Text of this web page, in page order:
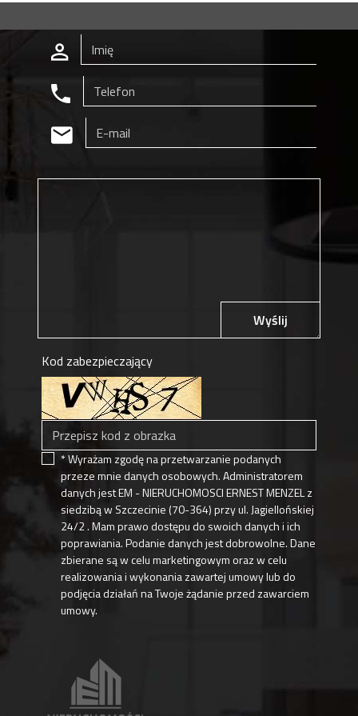
Wyślij
Kod zabezpieczający
* Wyrażam zgodę na przetwarzanie podanych
przeze mnie danych osobowych. Administratorem
danych jest EM - NIERUCHOMOSCI ERNEST MENZEL z
siedzibą w Szczecinie (70-364) przy ul. Jagiellońskiej
24/2 . Mam prawo dostępu do swoich danych i ich
poprawiania. Podanie danych jest dobrowolne. Dane
zbierane są w celu marketingowym oraz w celu
realizowania i wykonania zawartej umowy lub do
podjęcia działań na Twoje żądanie przed zawarciem
umowy.